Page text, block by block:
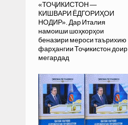
«ТОҶИКИСТОН —
КИШВАРИ ЁДГОРИҲОИ
НОДИР». Дар Италия
намоиши шоҳкорҳои
беназири мероси таърихию
фарҳангии Тоҷикистон доир
мегардад